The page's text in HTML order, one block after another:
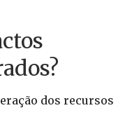
dos recursos